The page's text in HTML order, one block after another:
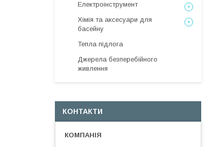
Електроінструмент
Хімія та аксесуари для
басейну
Тепла підлога
Джерела безперебійного
живлення
КОНТАКТИ